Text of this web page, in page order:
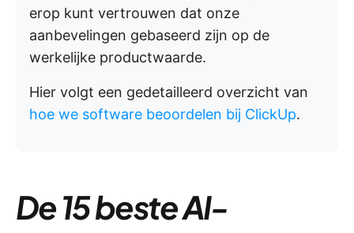
erop kunt vertrouwen dat onze
aanbevelingen gebaseerd zijn op de
werkelijke productwaarde.
Hier volgt een gedetailleerd overzicht van
hoe we software beoordelen bij ClickUp.
De 15 beste AI-